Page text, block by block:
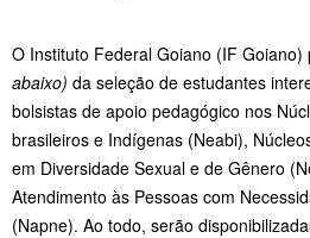
O Instituto Federal Goiano (IF
abaixo) da seleção de estudantes
bolsistas de apoio pedagógico nos
brasileiros e Indígenas (Neabi),
em Diversidade Sexual e de Gênero
Atendimento às Pessoas com
(Napne). Ao todo, serão